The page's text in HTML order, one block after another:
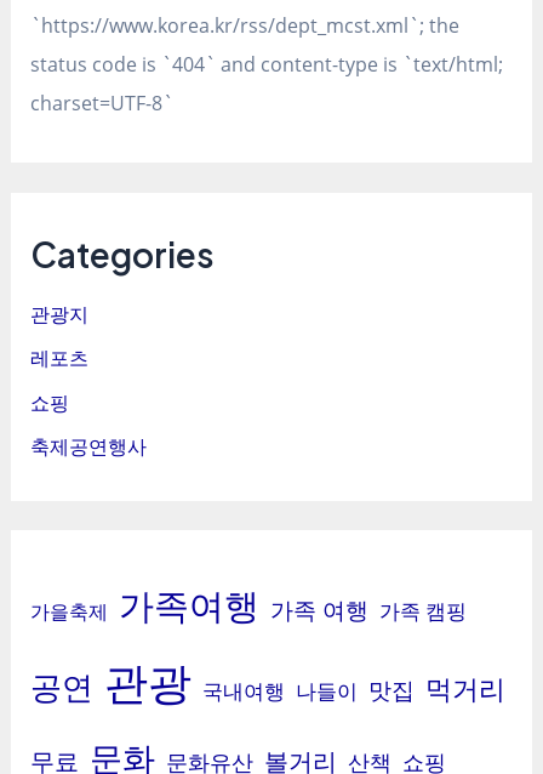
`https://www.korea.kr/rss/dept_mcst.xml`; the
status code is `404` and content-type is `text/html;
charset=UTF-8`
Categories
관광지
레포츠
쇼핑
축제공연행사
가을축제 가족여행 가족 여행 가족 캠핑
공연 관광 국내여행 나들이 맛집 먹거리
무료 문화 문화유산 볼거리 산책 쇼핑